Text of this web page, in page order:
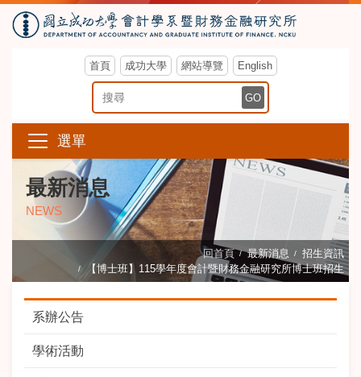
首頁 成功大學 網站導覽 English
搜尋關鍵字 GO
選單
最新消息
NEWS
回首頁 最新消息
招生資訊
【博士班】115學年度會計暨財務金融研究所博士班招生
系辦公告
學術活動